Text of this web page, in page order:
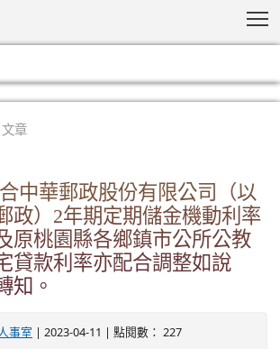
章
中華郵政股份有限公司（以
政）2年期定期儲金機動利率
原桃園縣各鄉鎮市公所公教
貸款利率亦配合調整如說
知。
人事室 | 2023-04-11 | 點閱數： 227